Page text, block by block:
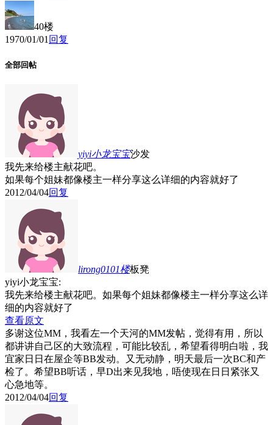
40楼
1970/01/01 回复
全部回帖
yiyi小龙宝宝沙发
我先来给楼主献花吧。
如果每个姐妹都像楼主一样分享这么详细的内容就好了
2012/04/04回复
lirong0101楼板凳
yiyi小龙宝宝:
我先来给楼主献花吧。如果每个姐妹都像楼主一样分享这么详
细的内容就好了
查看原文
多谢这位MM，我看左一个天河的MM发帖，觉得有用，所以
都讲讲自己区的大致流程，可能比较乱，希望看得明白啦，我
宜家日日在屋企等BB发动。又无动静，明天最后一次BC和产
检了。希望BB听话，早D出来见我地，唔使现在日日紧张又
心急地等。
2012/04/04回复